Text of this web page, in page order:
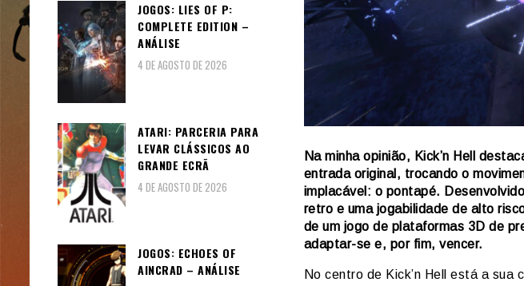
Na minha opinião, Kick’n Hell
entrada original, trocando o
implacável: o pontapé.
retro e uma jogabilidade de alto
de um jogo de plataformas 3D de
adaptar-se e, por fim, vencer.
No centro de Kick’n Hell está a
JOGOS: LIES OF P:
COMPLETE EDITION –
ANÁLISE
4 DE AGOSTO DE 2026
ATARI: PARCERIA PARA
LEVAR CLÁSSICOS AO
GRANDE ECRÃ
4 DE AGOSTO DE 2026
JOGOS: ECHOES OF
AINCRAD – ANÁLISE